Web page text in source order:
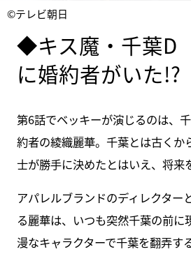
©テレビ朝日
◆キス魔・千葉D
に婚約者がいた!?
第6話でベッキーが演じるのは、
約者の綾織麗華。千葉とは古くか
士が勝手に決めたとはいえ、将来
アパレルブランドのディレクター
る麗華は、いつも突然千葉の前に
漫なキャラクターで千葉を翻弄する